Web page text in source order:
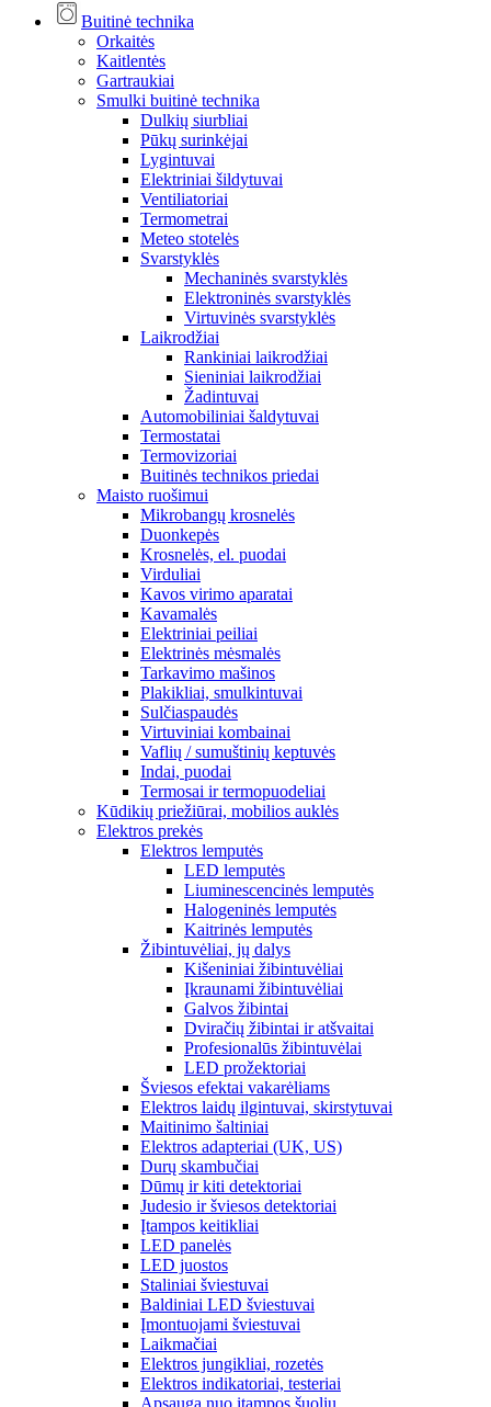
Buitinė technika
Orkaitės
Kaitlentės
Gartraukiai
Smulki buitinė technika
Dulkių siurbliai
Pūkų surinkėjai
Lygintuvai
Elektriniai šildytuvai
Ventiliatoriai
Termometrai
Meteo stotelės
Svarstyklės
Mechaninės svarstyklės
Elektroninės svarstyklės
Virtuvinės svarstyklės
Laikrodžiai
Rankiniai laikrodžiai
Sieniniai laikrodžiai
Žadintuvai
Automobiliniai šaldytuvai
Termostatai
Termovizoriai
Buitinės technikos priedai
Maisto ruošimui
Mikrobangų krosnelės
Duonkepės
Krosnelės, el. puodai
Virduliai
Kavos virimo aparatai
Kavamalės
Elektriniai peiliai
Elektrinės mėsmalės
Tarkavimo mašinos
Plakikliai, smulkintuvai
Sulčiaspaudės
Virtuviniai kombainai
Vaflių / sumuštinių keptuvės
Indai, puodai
Termosai ir termopuodeliai
Kūdikių priežiūrai, mobilios auklės
Elektros prekės
Elektros lemputės
LED lemputės
Liuminescencinės lemputės
Halogeninės lemputės
Kaitrinės lemputės
Žibintuvėliai, jų dalys
Kišeniniai žibintuvėliai
Įkraunami žibintuvėliai
Galvos žibintai
Dviračių žibintai ir atšvaitai
Profesionalūs žibintuvėlai
LED prožektoriai
Šviesos efektai vakarėliams
Elektros laidų ilgintuvai, skirstytuvai
Maitinimo šaltiniai
Elektros adapteriai (UK, US)
Durų skambučiai
Dūmų ir kiti detektoriai
Judesio ir šviesos detektoriai
Įtampos keitikliai
LED panelės
LED juostos
Staliniai šviestuvai
Baldiniai LED šviestuvai
Įmontuojami šviestuvai
Laikmačiai
Elektros jungikliai, rozetės
Elektros indikatoriai, testeriai
Apsauga nuo įtampos šuolių